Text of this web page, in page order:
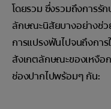
โดยรวม ซึ่งรวมถึงการรั
ลักษณะนิสัยบางอย่างช่ว
การแปรงฟันไปจนถึงกา
สังเกตลักษณะของเหงื
ช่องปากไปพร้อมๆ กัน: